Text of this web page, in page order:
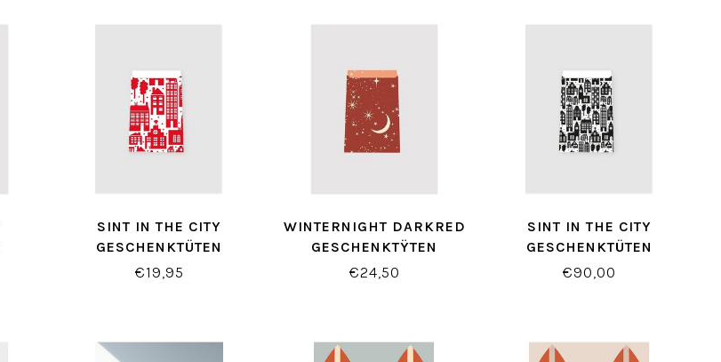
SINT IN THE CITY
GESCHENKTÜTEN
WEISS/ROT
€19,95
WINTERNIGHT DARKRED
GESCHENKTŸTEN
€24,50
SINT IN THE CITY
GESCHENKTÜTEN
SCHWARZ/WEISS
€90,00